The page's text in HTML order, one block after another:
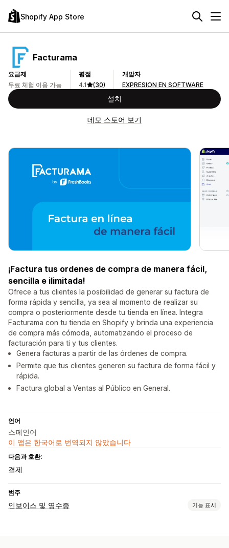
Shopify App Store
Facturama
요금제
무료 체험 이용 가능
평점
4.1
(30)
개발자
EXPRESION EN SOFTWARE
설치
데모 스토어 보기
¡Factura tus ordenes de compra de manera fácil,
sencilla e ilimitada!
Ofrece a tus clientes la posibilidad de generar su factura de
forma rápida y sencilla, ya sea al momento de realizar su
compra o posteriormente desde tu tienda en línea. Integra
Facturama con tu tienda en Shopify y brinda una experiencia
de compra más cómoda, automatizando el proceso de
facturación para ti y tus clientes.
Genera facturas a partir de las órdenes de compra.
Permite que tus clientes generen su factura de forma fácil y
rápida.
Factura global a Ventas al Público en General.
언어
스페인어
이 앱은 한국어로 번역되지 않았습니다
다음과 호환:
결제
범주
인보이스 및 영수증 기능 표시